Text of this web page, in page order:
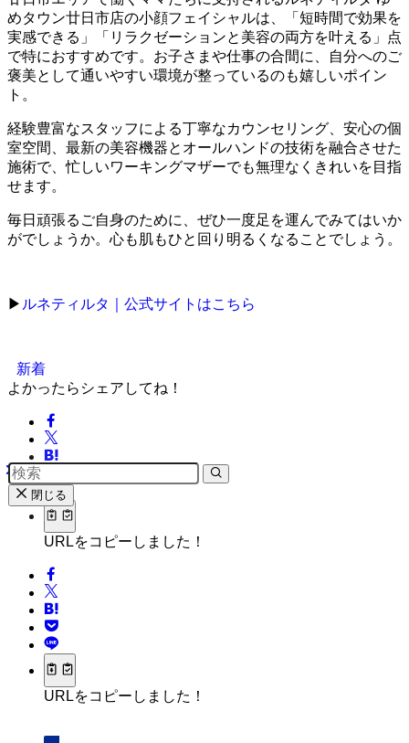
めタウン廿日市店の小顔フェイシャルは、「短時間で効果を
実感できる」「リラクゼーションと美容の両方を叶える」点
で特におすすめです。お子さまや仕事の合間に、自分へのご
褒美として通いやすい環境が整っているのも嬉しいポイン
ト。
経験豊富なスタッフによる丁寧なカウンセリング、安心の個
室空間、最新の美容機器とオールハンドの技術を融合させた
施術で、忙しいワーキングマザーでも無理なくきれいを目指
せます。
毎日頑張るご自身のために、ぜひ一度足を運んでみてはいか
がでしょうか。心も肌もひと回り明るくなることでしょう。
▶ ルネティルタ｜公式サイトはこちら
新着
よかったらシェアしてね！
URLをコピーしました！
URLをコピーしました！
閉じる